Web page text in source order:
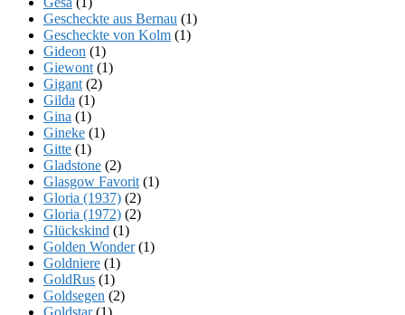
Gescheckte aus Bernau (1)
Gescheckte von Kolm (1)
Gideon (1)
Giewont (1)
Gigant (2)
Gilda (1)
Gina (1)
Gineke (1)
Gitte (1)
Gladstone (2)
Glasgow Favorit (1)
Gloria (1937) (2)
Gloria (1972) (2)
Glückskind (1)
Golden Wonder(1)
Goldniere (1)
GoldRus (1)
Goldsegen (2)
Goldstar(1)